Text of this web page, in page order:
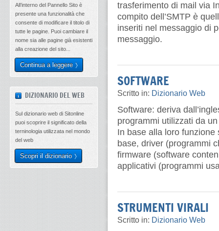
trasferimento di mail via
compito dell’SMTP è
inseriti nel messaggio di
messaggio.
SOFTWARE
Scritto in: Dizionario Web
Software: deriva
programmi utilizzati da
In base alla loro
base, driver (programmi
firmware (software
applicativi (programmi
STRUMENTI VIRALI
Scritto in: Dizionario Web
All’interno del Pannello Sito è
presente una funzionalità che
consente di modificare il titolo di
tutte le pagine. Puoi cambiare il
nome sia alle pagine già esistenti
alla creazione del sito...
Continua a leggere
DIZIONARIO DEL WEB
Sul dizionario web di Sitonline
puoi scoprire il significato della
terninologia utilizzata nel mondo
del web
Scopri il dizionario